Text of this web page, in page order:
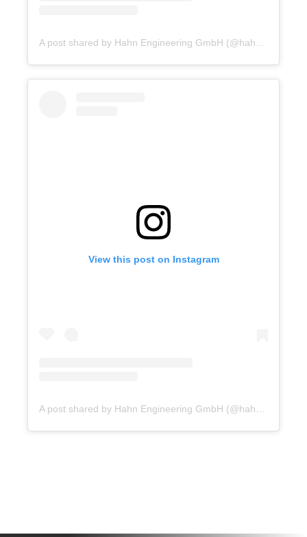
A post shared by Hahn Engineering GmbH (@hahn.engineering)
View this post on Instagram
A post shared by Hahn Engineering GmbH (@hahn.engineering)